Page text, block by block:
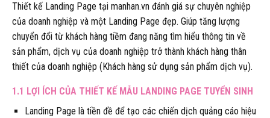
Thiết kế Landing Page tại manhan.vn đánh giá sự chuyên nghiệp
của doanh nghiệp và một Landing Page đẹp. Giúp tăng lượng
chuyển đổi từ khách hàng tiềm đang năng tìm hiểu thông tin về
sản phẩm, dịch vụ của doanh nghiệp trở thành khách hàng thân
thiết của doanh nghiệp (Khách hàng sử dụng sản phẩm dịch vụ).
1.1 LỢI ÍCH CỦA THIẾT KẾ MẪU LANDING PAGE TUYỂN SINH
Landing Page là tiền đề để tạo các chiến dịch quảng cáo hiệu